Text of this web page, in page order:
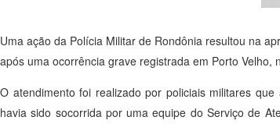
Uma ação da Polícia Militar de Rondônia resultou na
após uma ocorrência grave registrada em Porto
O atendimento foi realizado por policiais militares
havia sido socorrida por uma equipe do Serviço de